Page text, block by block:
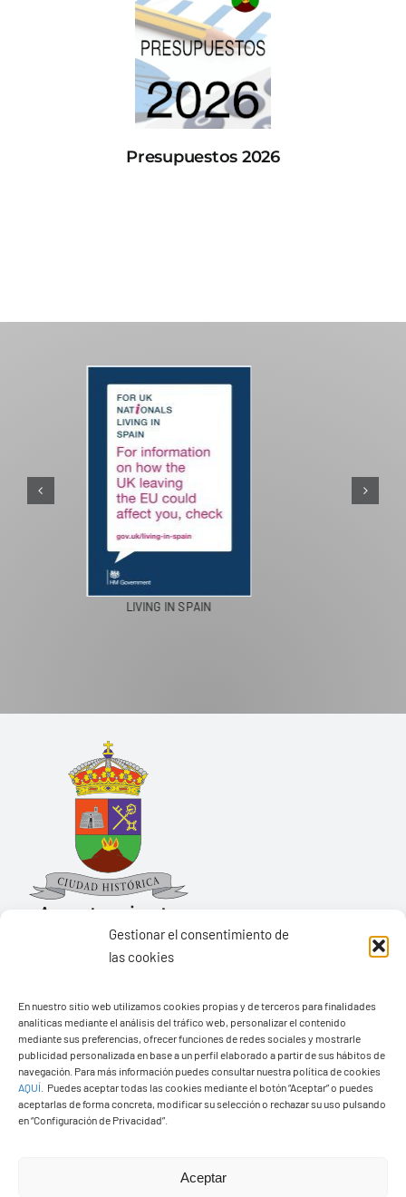
Gestionar el consentimiento de
las cookies
En nuestro sitio web utilizamos cookies propias y de terceros para finalidades
analíticas mediante el análisis del tráfico web, personalizar el contenido
mediante sus preferencias, ofrecer funciones de redes sociales y mostrarle
publicidad personalizada en base a un perfil elaborado a partir de sus hábitos de
navegación. Para más información puedes consultar nuestra política de cookies
AQUÍ
Puedes aceptar todas las cookies mediante el botón “Aceptar” o puedes
aceptarlas de forma concreta, modificar su selección o rechazar su uso pulsando
en “Configuración de Privacidad”.
Aceptar
Presupuestos 2026
PASEOS EN CAMELLO
Pza. de Los Remedios, 1
35570 – Yaiza
Tel:928 83 62 20
© Copyright2026 Ayuntamiento de Yaiza - Todos los